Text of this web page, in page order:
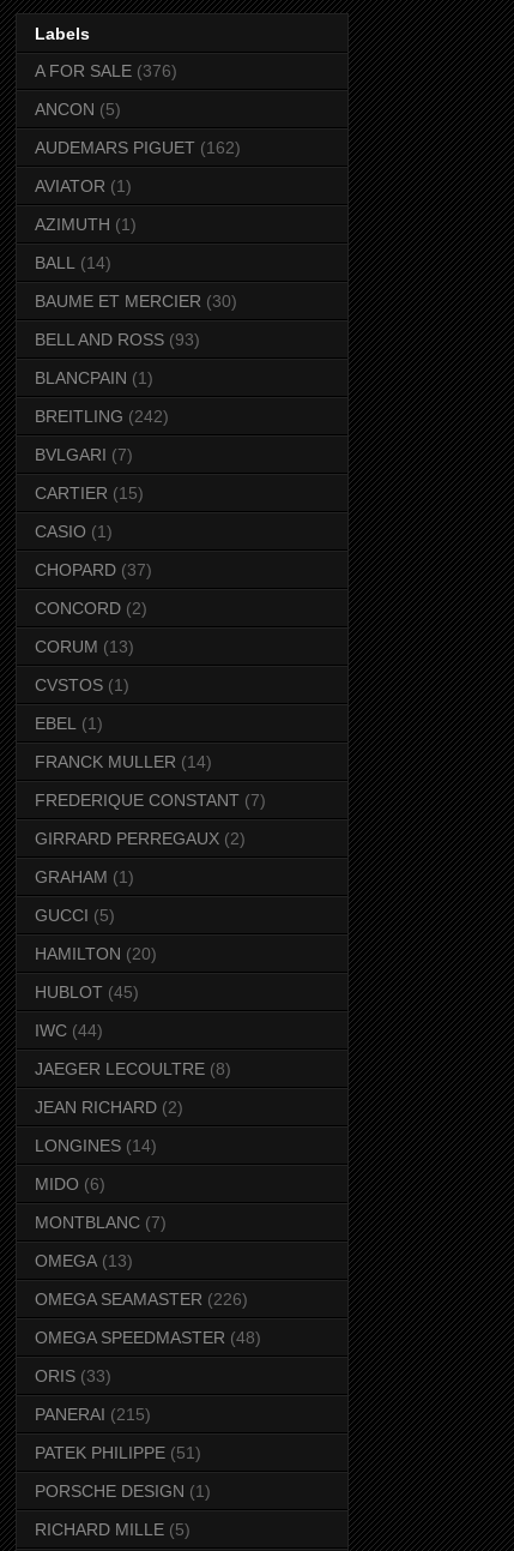
Labels
A FOR SALE (376)
ANCON (5)
AUDEMARS PIGUET (162)
AVIATOR (1)
AZIMUTH (1)
BALL
(14)
BAUME ET MERCIER (30)
BELL AND ROSS (93)
BLANCPAIN (1)
BREITLING (242)
BVLGARI (7)
CARTIER (15)
CASIO (1)
CHOPARD (37)
CONCORD (2)
CORUM (13)
CVSTOS (1)
EBEL
(1)
FRANCK MULLER (14)
FREDERIQUE CONSTANT (7)
GIRRARD PERREGAUX (2)
GRAHAM (1)
GUCCI (5)
HAMILTON (20)
HUBLOT (45)
IWC (44)
JAEGER LECOULTRE (8)
JEAN RICHARD (2)
LONGINES (14)
MIDO (6)
MONTBLANC (7)
OMEGA (13)
OMEGA SEAMASTER (226)
OMEGA SPEEDMASTER (48)
ORIS (33)
PANERAI (215)
PATEK PHILIPPE (51)
PORSCHE DESIGN (1)
RICHARD MILLE (5)